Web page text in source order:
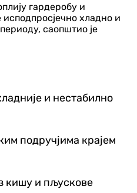
гардеробу и
исподпросјечно хладно и
саопштио је
и нестабилно
подручјима крајем
кишу и пљускове